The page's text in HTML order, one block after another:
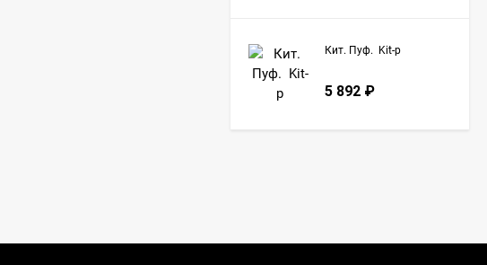
Кит. Пуф. Kit-p
5 892 ₽